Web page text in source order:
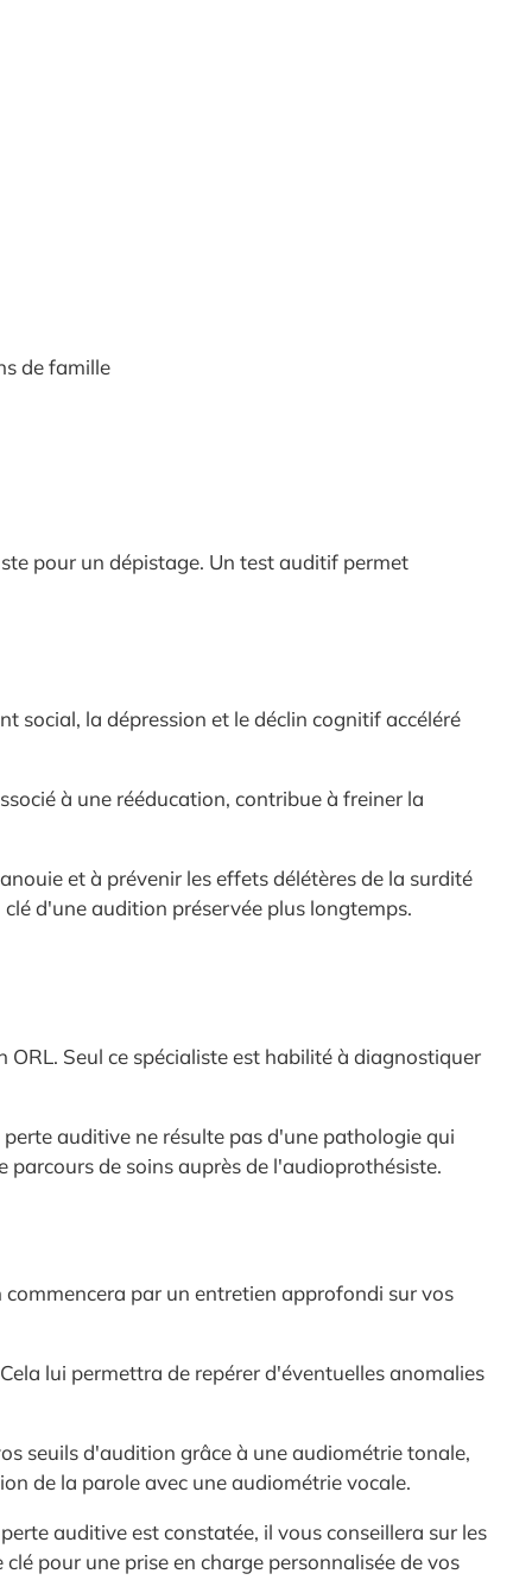
de famille
pour un dépistage. Un test auditif permet
social, la dépression et le déclin cognitif accéléré
à une rééducation, contribue à freiner la
et à prévenir les effets délétères de la surdité
d'une audition préservée plus longtemps.
Seul ce spécialiste est habilité à diagnostiquer
auditive ne résulte pas d'une pathologie qui
de soins auprès de l'audioprothésiste.
par un entretien approfondi sur vos
lui permettra de repérer d'éventuelles anomalies
seuils d'audition grâce à une audiométrie tonale,
de la parole avec une audiométrie vocale.
auditive est constatée, il vous conseillera sur les
pour une prise en charge personnalisée de vos